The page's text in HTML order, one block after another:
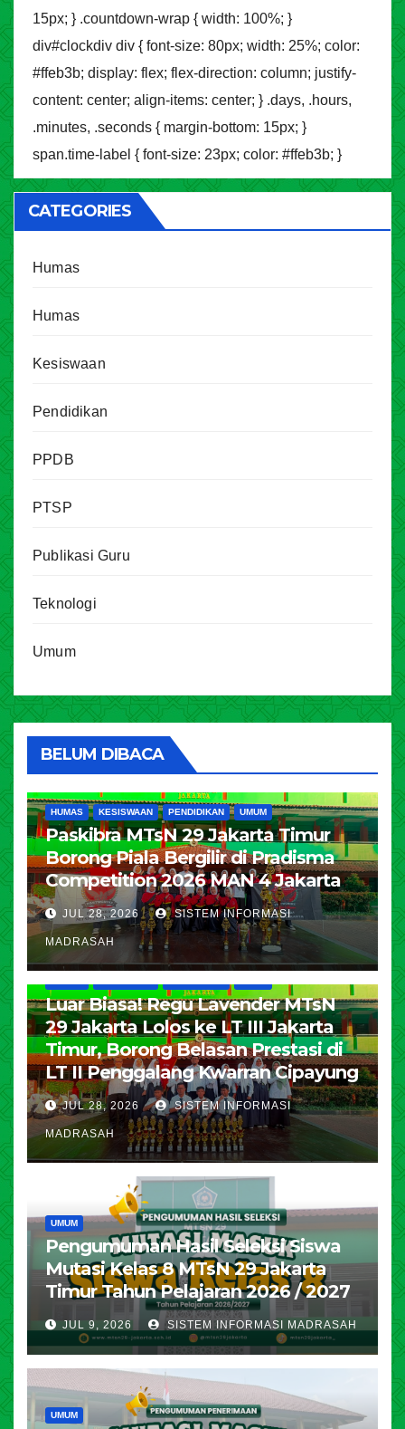
15px; } .countdown-wrap { width: 100%; }
div#clockdiv div { font-size: 80px; width: 25%; color:
#ffeb3b; display: flex; flex-direction: column; justify-
content: center; align-items: center; } .days, .hours,
.minutes, .seconds { margin-bottom: 15px; }
span.time-label { font-size: 23px; color: #ffeb3b; }
CATEGORIES
Humas
Humas
Kesiswaan
Pendidikan
PPDB
PTSP
Publikasi Guru
Teknologi
Umum
BELUM DIBACA
HUMAS KESISWAAN PENDIDIKAN UMUM
Paskibra MTsN 29 Jakarta Timur
Borong Piala Bergilir di Pradisma
Competition 2026 MAN 4 Jakarta
JUL 28, 2026 SISTEM INFORMASI
MADRASAH
Luar Biasa! Regu Lavender MTsN
29 Jakarta Lolos ke LT III Jakarta
Timur, Borong Belasan Prestasi di
LT II Penggalang Kwarran Cipayung
JUL 28, 2026 SISTEM INFORMASI
MADRASAH
UMUM
Pengumuman Hasil Seleksi Siswa
Mutasi Kelas 8 MTsN 29 Jakarta
Timur Tahun Pelajaran 2026 / 2027
JUL 9, 2026 SISTEM INFORMASI MADRASAH
UMUM